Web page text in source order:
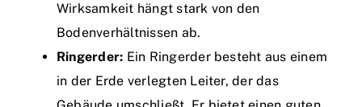
Wirksamkeit hängt stark von den
Bodenverhältnissen ab.
Ringerder: Ein Ringerder besteht aus einem
in der Erde verlegten Leiter, der das